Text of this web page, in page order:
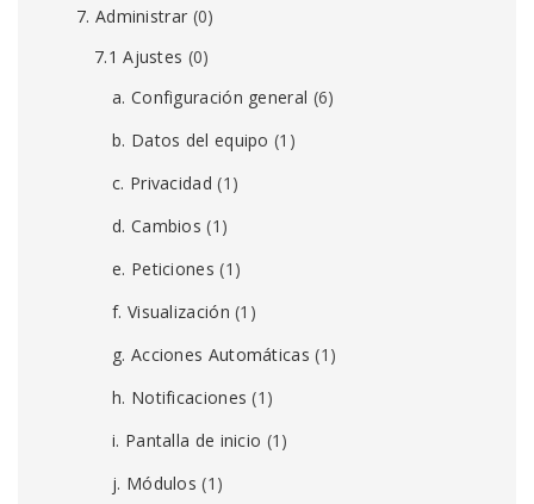
7. Administrar (0)
7.1 Ajustes (0)
a. Configuración general (6)
b. Datos del equipo (1)
c. Privacidad (1)
d. Cambios (1)
e. Peticiones (1)
f. Visualización (1)
g. Acciones Automáticas (1)
h. Notificaciones (1)
i. Pantalla de inicio (1)
j. Módulos (1)